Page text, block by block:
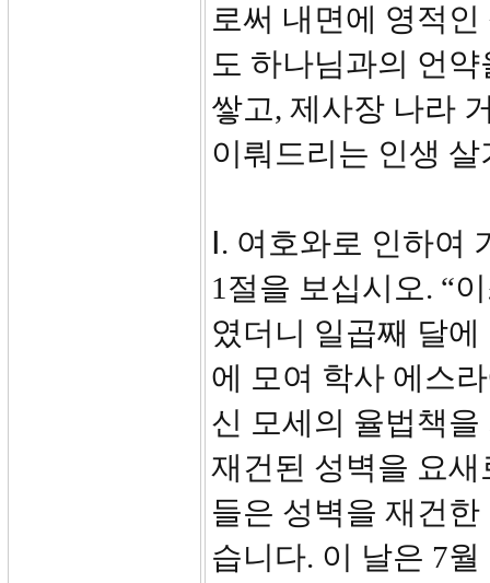
로써 내면에 영적
도 하나님과의 언
쌓고, 제사장 나라
이뤄드리는 인생
Ⅰ. 여호와로 인하여
1절을 보십시오. “
였더니 일곱째 달
에 모여 학사 에스
신 모세의 율법책
재건된 성벽을 요
들은 성벽을 재건
습니다. 이 날은 7